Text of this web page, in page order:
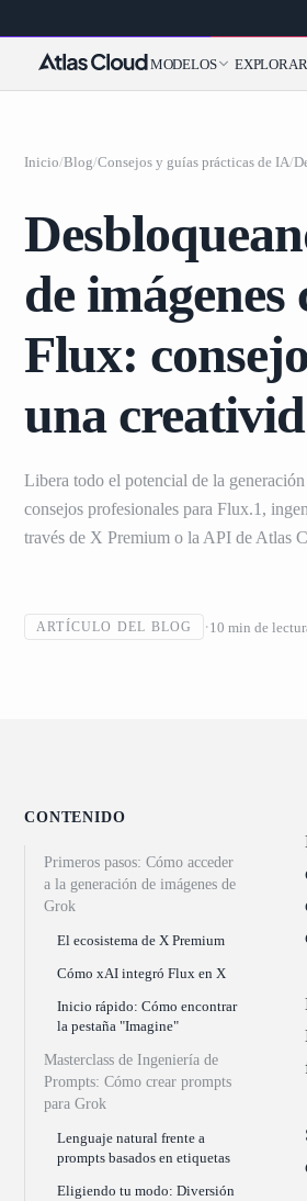
MODELOS EXPLORAR
Inicio/Blog/Consejos y guías prácticas de IA/
de
Flux:
una
Libera todo el potencial de la
consejos profesionales para Flux.1,
través de X Premium o la API de Atlas
ARTÍCULO DEL BLOG 10 min de
CONTENIDO
Primeros pasos: Cómo acceder
a la generación de imágenes de
Grok
El ecosistema de X Premium
Cómo xAI integró Flux en X
Inicio rápido: Cómo encontrar
la pestaña "Imagine"
Masterclass de Ingeniería de
Prompts: Cómo crear prompts
para Grok
Lenguaje natural frente a
prompts basados en etiquetas
Eligiendo tu modo: Diversión